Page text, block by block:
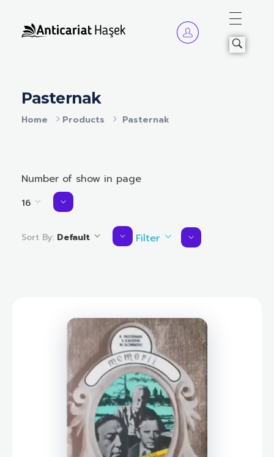
Home Products Pasternak
Pasternak
Number of show in page
16
Sort By: Default Filter